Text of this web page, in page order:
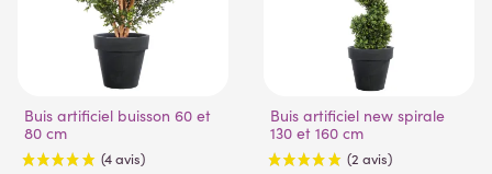
Buis artificiel buisson 60 et
80 cm
Buis artificiel new spirale
130 et 160 cm